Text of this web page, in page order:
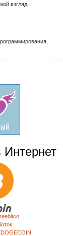
взгляд
Интернет